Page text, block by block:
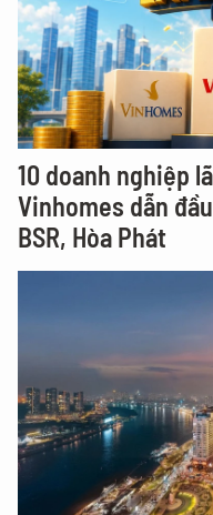
10 doanh nghiệp
Vinhomes dẫn
BSR, Hòa Phát